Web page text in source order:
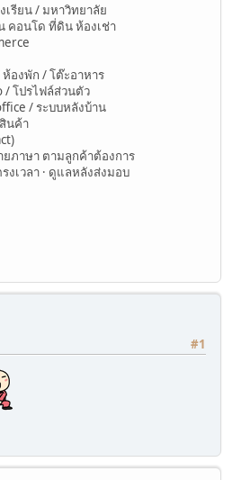
เรียน / มหาวิทยาลัย
คอนโด ที่ดิน ห้องเช่า
องพัก / โต๊ะอาหาร
/ โปรไฟล์ส่วนตัว
/ ระบบหลังบ้าน
นค้า
ยภาษา ตามลูกค้าต้องการ
งเวลา · ดูแลหลังส่งมอบ
#1